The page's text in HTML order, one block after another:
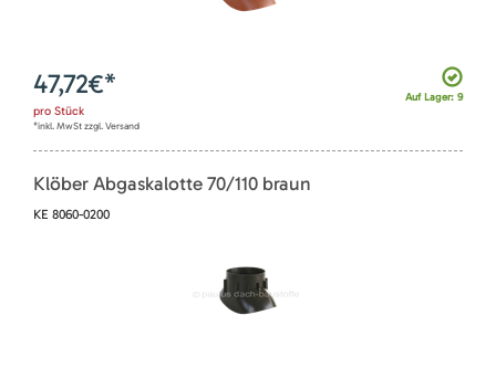
Auf Lager: 9
47,72€*
pro Stück
*inkl. MwSt zzgl. Versand
Klöber Abgaskalotte 70/110 braun
KE 8060-0200